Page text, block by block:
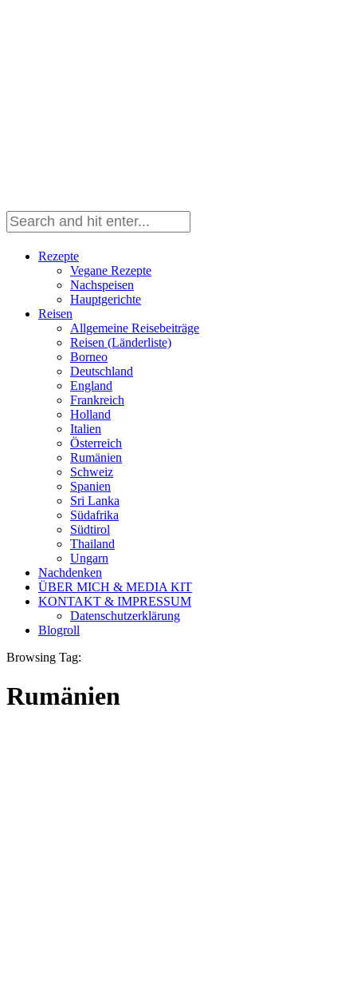
Rezepte
Vegane Rezepte
Nachspeisen
Hauptgerichte
Reisen
Allgemeine Reisebeiträge
Reisen (Länderliste)
Borneo
Deutschland
England
Frankreich
Holland
Italien
Österreich
Rumänien
Schweiz
Spanien
Sri Lanka
Südafrika
Südtirol
Thailand
Ungarn
Nachdenken
ÜBER MICH & MEDIA KIT
KONTAKT & IMPRESSUM
Datenschutzerklärung
Blogroll
Browsing Tag:
Rumänien